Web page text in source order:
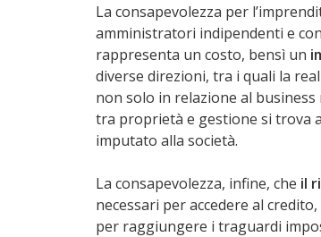
La consapevolezza per
amministratori indipendenti e
rappresenta un costo, bensì un
diverse direzioni, tra i quali la
non solo in relazione al
tra proprietà e gestione si trova
imputato alla società.
La consapevolezza, infine, che il
necessari per accedere al
per raggiungere i traguardi